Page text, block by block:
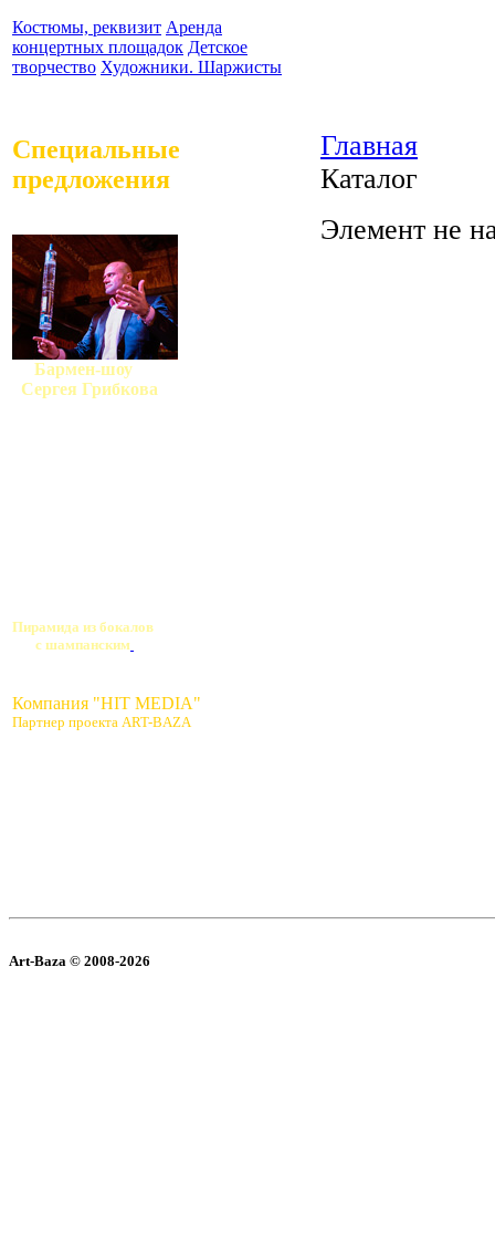
Костюмы, реквизит Аренда
концертных площадок Детское
творчество Художники. Шаржисты
Специальные
предложения
Бармен-шоу
Сергея Грибкова
Пирамида из бокалов
с шампанским
Компания "HIT MEDIA"
Партнер проекта ART-BAZA
Главная
Каталог
Элемент не
Art-Baza © 2008-2026